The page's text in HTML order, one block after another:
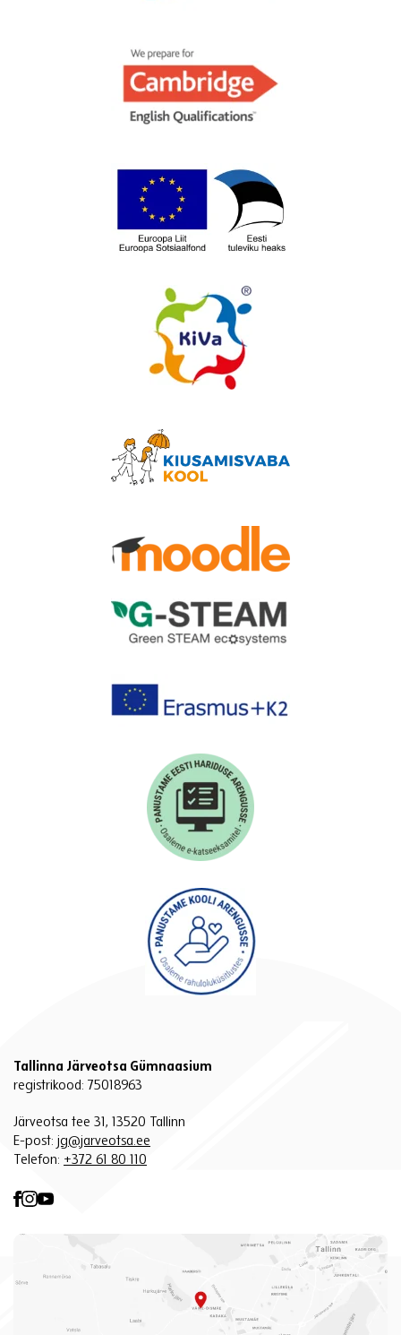
Tallinna Järveotsa Gümnaasium
registrikood: 75018963
Järveotsa tee 31, 13520 Tallinn
E-post: jg@jarveotsa.ee
Telefon: +372 61 80 110